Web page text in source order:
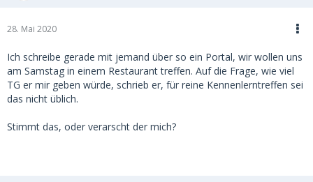
28. Mai 2020
Ich schreibe gerade mit jemand über so ein Portal, wir wollen uns
am Samstag in einem Restaurant treffen. Auf die Frage, wie viel
TG er mir geben würde, schrieb er, für reine Kennenlerntreffen sei
das nicht üblich.
Stimmt das, oder verarscht der mich?